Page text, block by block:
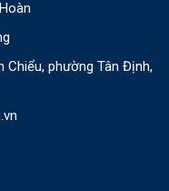
Chiểu, phường Tân Định,